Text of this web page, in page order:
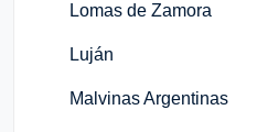
Lomas de Zamora
Luján
Malvinas Argentinas